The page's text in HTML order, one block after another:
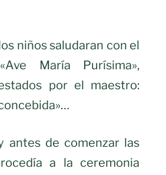
niños saludaran con el
María Purísima»,
por el maestro:
antes de comenzar las
a la ceremonia